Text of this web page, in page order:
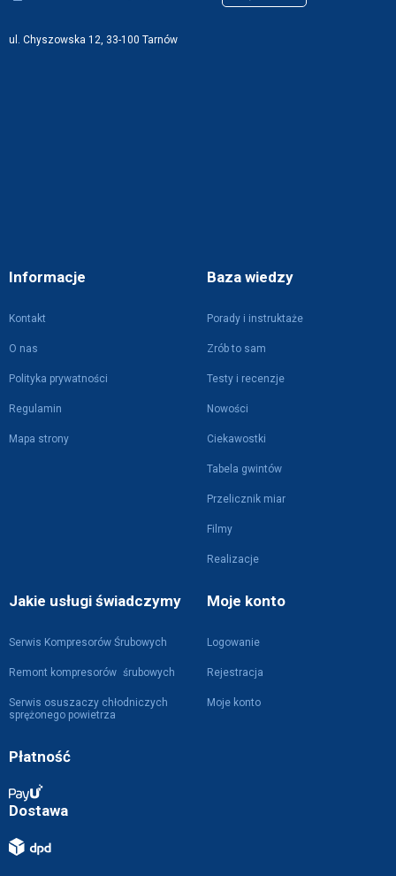
Informacje
Kontakt
O nas
Polityka prywatności
Regulamin
Mapa strony
Baza wiedzy
Porady i instruktaże
Zrób to sam
Testy i recenzje
Nowości
Ciekawostki
Tabela gwintów
Przelicznik miar
Filmy
Realizacje
Jakie usługi świadczymy
Serwis Kompresorów Śrubowych
Remont kompresorów śrubowych
Serwis osuszaczy chłodniczych
sprężonego powietrza
Moje konto
Logowanie
Rejestracja
Moje konto
Płatność
Dostawa
ul. Chyszowska 12, 33-100 Tarnów